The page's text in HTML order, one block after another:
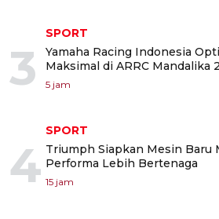
3
SPORT
Yamaha Racing Indonesia
Maksimal di ARRC Mandalika
5 jam
4
SPORT
Triumph Siapkan Mesin Baru
Performa Lebih Bertenaga
15 jam